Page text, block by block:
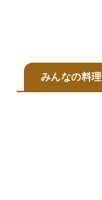
みんなの料理